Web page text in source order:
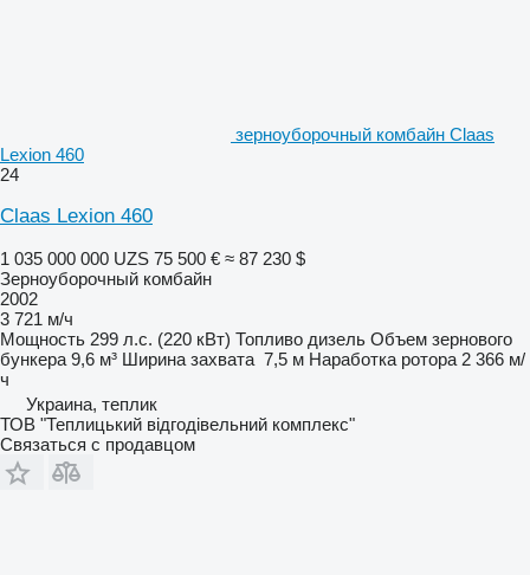
зерноуборочный комбайн Claas
Lexion 460
24
Claas Lexion 460
1 035 000 000 UZS 75 500 € ≈ 87 230 $
Зерноуборочный комбайн
2002
3 721 м/ч
Мощность 299 л.с. (220 кВт) Топливо дизель Объем зернового
бункера 9,6 м³ Ширина захвата 7,5 м Наработка ротора 2 366 м/
ч
Украина, теплик
ТОВ "Теплицький відгодівельний комплекс"
Связаться с продавцом